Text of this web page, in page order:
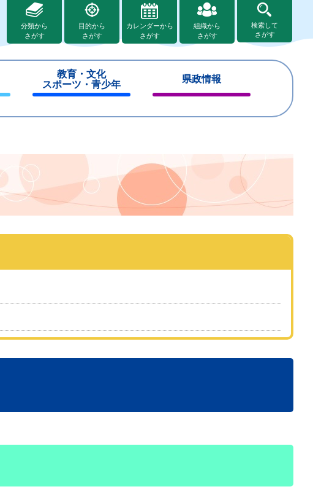
分類から
さがす
目的から
さがす
カレンダーから
さがす
組織から
さがす
検索して
さがす
教育・文化
スポーツ・青少年
じ
県政情報
じ